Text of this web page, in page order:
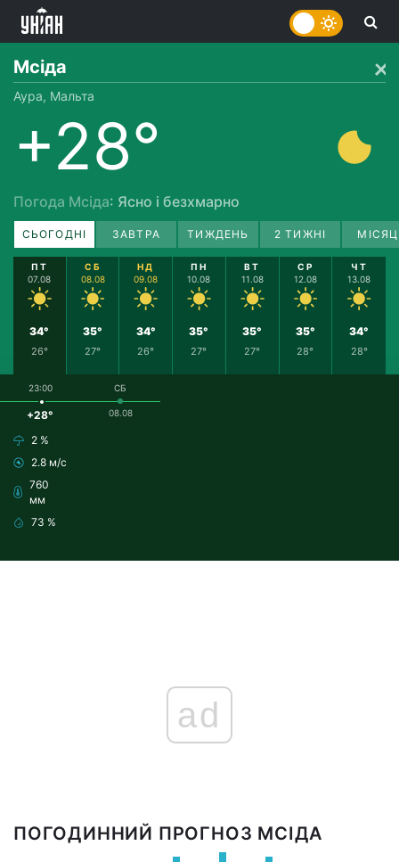
Мсіда
Аура, Мальта
+28°
Погода Мсіда: Ясно і безхмарно
СЬОГОДНІ ЗАВТРА ТИЖДЕНЬ 2 ТИЖНІ
ПТ
07.08
34°
26°
СБ
08.08
35°
27°
НД
09.08
34°
26°
ПН
10.08
35°
27°
ВТ
11.08
35°
27°
СР
12.08
35°
28°
ЧТ
13.08
34°
28°
23:00
+28°
2 %
2.8 м/с
760
мм
73 %
СБ
08.08
ad
ПОГОДИННИЙ ПРОГНОЗ МСІДА